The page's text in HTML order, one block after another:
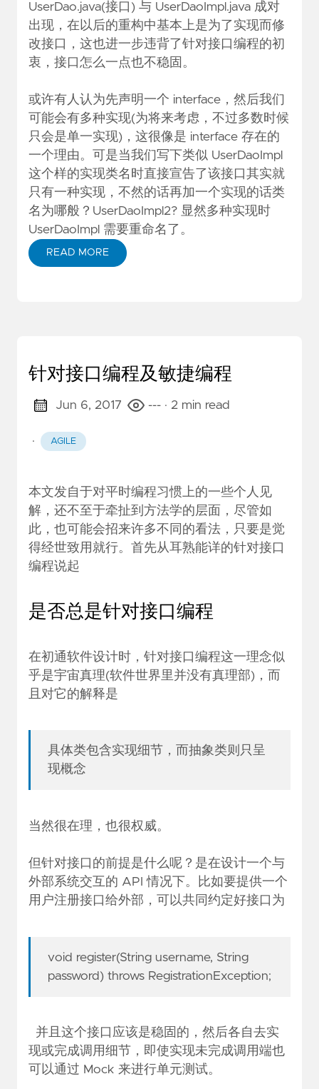
UserDao.java(接口) 与 UserDaoImpl.java 成对
出现，在以后的重构中基本上是为了实现而修
改接口，这也进一步违背了针对接口编程的初
衷，接口怎么一点也不稳固。
或许有人认为先声明一个 interface，然后我们
可能会有多种实现(为将来考虑，不过多数时候
只会是单一实现)，这很像是 interface 存在的
一个理由。可是当我们写下类似 UserDaoImpl
这个样的实现类名时直接宣告了该接口其实就
只有一种实现，不然的话再加一个实现的话类
名为哪般？UserDaoImpl2? 显然多种实现时
UserDaoImpl 需要重命名了。
READ MORE
针对接口编程及敏捷编程
Jun 6, 2017 --- · 2 min read
· AGILE
本文发自于对平时编程习惯上的一些个人见
解，还不至于牵扯到方法学的层面，尽管如
此，也可能会招来许多不同的看法，只要是觉
得经世致用就行。首先从耳熟能详的针对接口
编程说起
是否总是针对接口编程
在初通软件设计时，针对接口编程这一理念似
乎是宇宙真理(软件世界里并没有真理部)，而
且对它的解释是
具体类包含实现细节，而抽象类则只呈
现概念
当然很在理，也很权威。
但针对接口的前提是什么呢？是在设计一个与
外部系统交互的 API 情况下。比如要提供一个
用户注册接口给外部，可以共同约定好接口为
void register(String username, String
password) throws RegistrationException;
并且这个接口应该是稳固的，然后各自去实
现或完成调用细节，即使实现未完成调用端也
可以通过 Mock 来进行单元测试。